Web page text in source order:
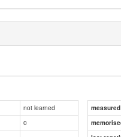
not learned
0